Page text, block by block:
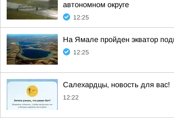
автономном округе
12:25
На Ямале пройден экватор
12:25
Салехардцы, новость для вас!
12:22